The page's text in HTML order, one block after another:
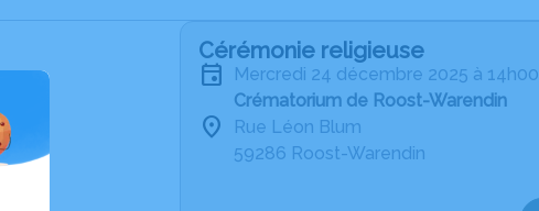
Cérémonie religieuse
mercredi 24 décembre 2025 à 14h00
Crématorium de Roost-Warendin
Rue Léon Blum
59286 Roost-Warendin